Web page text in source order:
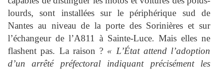
lourds, sont installées sur le périphérique sud de
Nantes au niveau de la porte des Sorinières et sur
l’échangeur de l’A811 à Sainte-Luce. Mais elles ne
flashent pas. La raison ? « L’État attend l’adoption
d’un arrêté préfectoral indiquant précisément les